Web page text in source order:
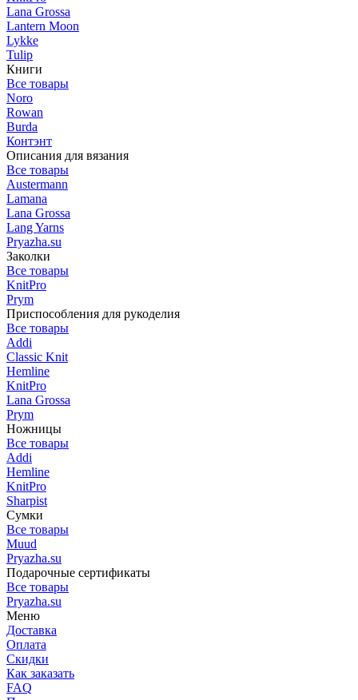
Lana Grossa
Lantern Moon
Lykke
Tulip
Книги
Все товары
Noro
Rowan
Burda
Контэнт
Описания для вязания
Все товары
Austermann
Lamana
Lana Grossa
Lang Yarns
Pryazha.su
Заколки
Все товары
KnitPro
Prym
Приспособления для рукоделия
Все товары
Addi
Classic Knit
Hemline
KnitPro
Lana Grossa
Prym
Ножницы
Все товары
Addi
Hemline
KnitPro
Sharpist
Сумки
Все товары
Muud
Pryazha.su
Подарочные сертификаты
Все товары
Pryazha.su
Меню
Доставка
Оплата
Скидки
Как заказать
FAQ